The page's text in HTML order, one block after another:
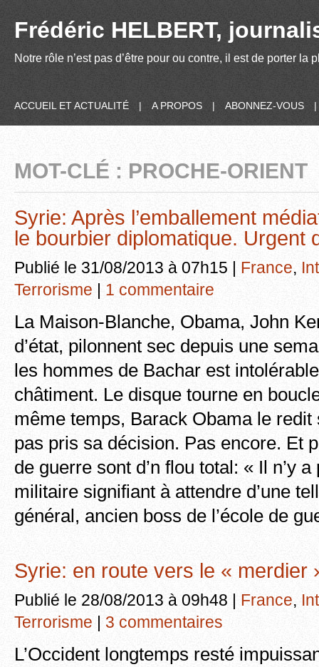
Frédéric HELBERT,
Notre rôle n’est pas d’être pour ou contre, il est de porter
ACCUEIL ET ACTUALITÉ | A PROPOS | ABONNEZ-VOUS |
MOT-CLÉ : PROCHE-ORIENT
Syrie: Après l’emballement
le bourbier diplomatique. Urgent
Publié le 31/08/2013 à 07h15 | France,
Terrorisme | 1 commentaire
La Maison-Blanche, Obama, John
d’état, pilonnent sec depuis une
les hommes de Bachar est
châtiment. Le disque tourne en
même temps, Barack Obama le redit
pas pris sa décision. Pas encore. Et
de guerre sont d’n flou total: « Il n’y
militaire signifiant à attendre d’une
général, ancien boss de l’école de
Syrie: en route vers le « merdier
Publié le 28/08/2013 à 09h48 | France,
Terrorisme | 3 commentaires
L’Occident longtemps resté